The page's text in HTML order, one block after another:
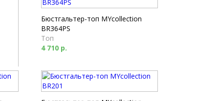
Бразилиано
1 250 р.
Бюстгальтер-топ MYcollection
BR364PS
Топ
4 710 р.